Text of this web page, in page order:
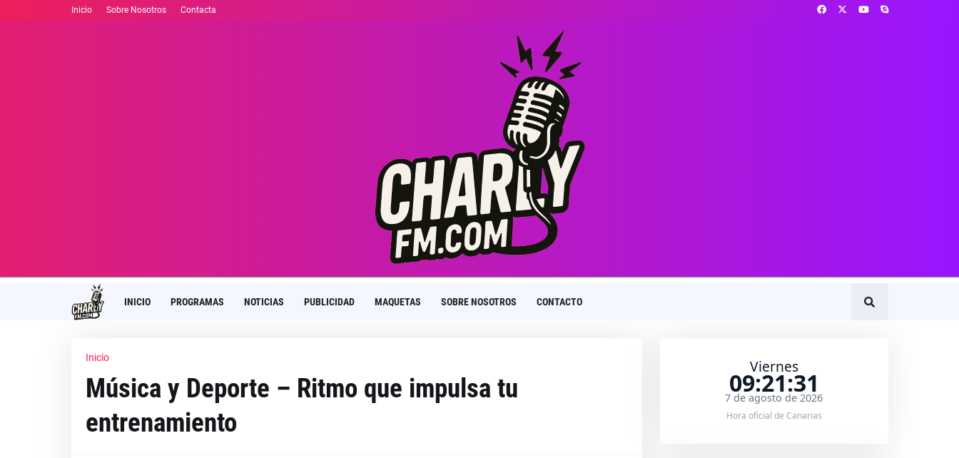
Inicio Sobre Nosotros Contacta
INICIO PROGRAMAS NOTICIAS PUBLICIDAD MAQUETAS SOBRE NOSOTROS CONTACTO
Inicio
Música y Deporte – Ritmo que impulsa tu
entrenamiento
Viernes
09:21:31
7 de agosto de 2026
Hora oficial de Canarias